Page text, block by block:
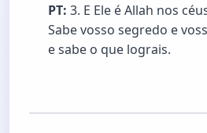
PT: 3. E Ele é Allah nos
Sabe vosso segredo e
e sabe o que lograis.